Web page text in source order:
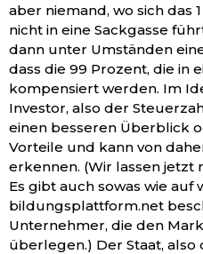
aber niemand, wo sich das
nicht in eine Sackgasse
dann unter Umständen
dass die 99 Prozent, die in
kompensiert werden. Im
Investor, also der
einen besseren Überblick
Vorteile und kann von
erkennen. (Wir lassen jetzt
Es gibt auch sowas wie auf
bildungsplattform.net
Unternehmer, die den
überlegen.) Der Staat,